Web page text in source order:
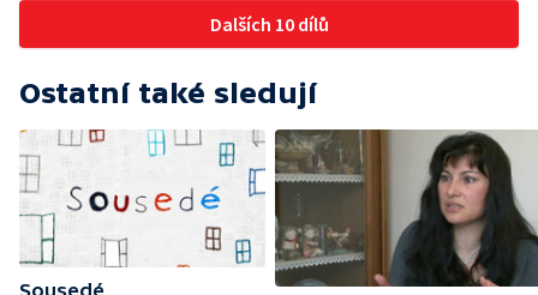
Dalších 10 dílů
Ostatní také sledují